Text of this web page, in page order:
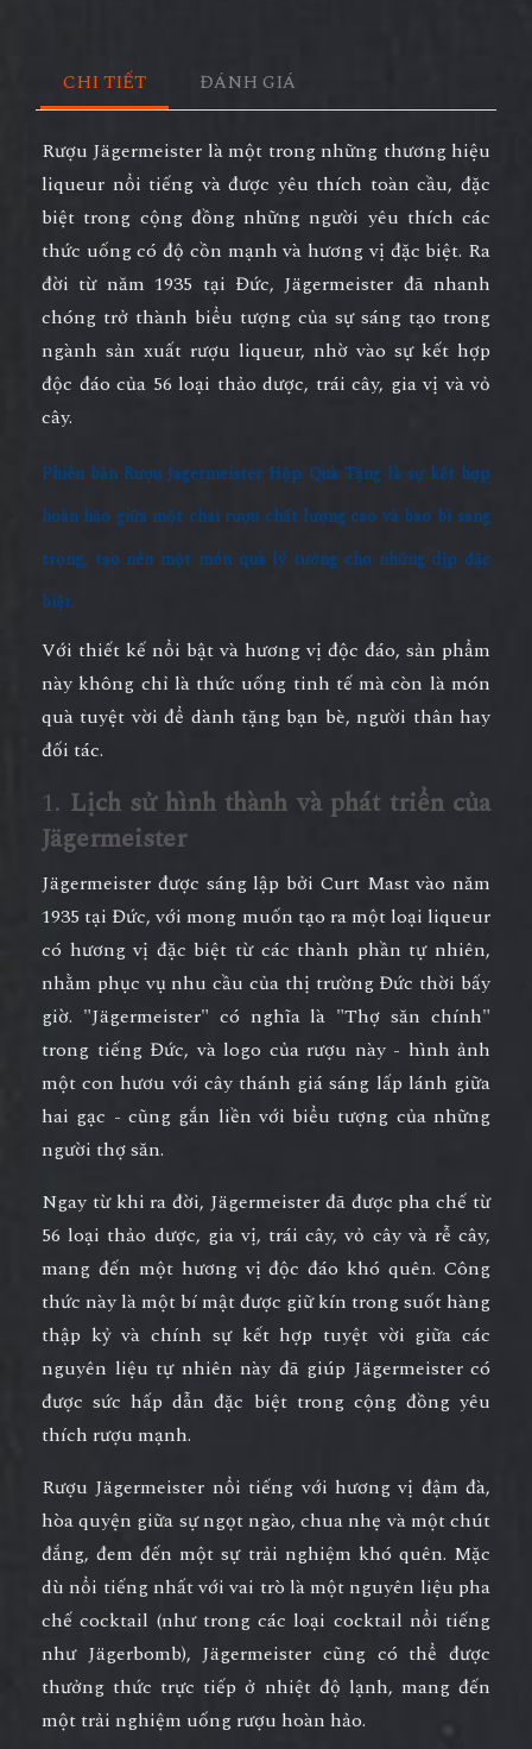
CHI TIẾT ĐÁNH GIÁ
Rượu Jägermeister là một trong những thương hiệu
liqueur nổi tiếng và được yêu thích toàn cầu, đặc
biệt trong cộng đồng những người yêu thích các
thức uống có độ cồn mạnh và hương vị đặc biệt. Ra
đời từ năm 1935 tại Đức, Jägermeister đã nhanh
chóng trở thành biểu tượng của sự sáng tạo trong
ngành sản xuất rượu liqueur, nhờ vào sự kết hợp
độc đáo của 56 loại thảo dược, trái cây, gia vị và vỏ
cây.
Phiên bản Rượu Jagermeister Hộp Quà Tặnglà sự kết hợp
hoàn hảo giữa một chai rượu chất lượng cao và bao bì sang
trọng, tạo nên một món quà lý tưởng cho những dịp đặc
biệt.
Với thiết kế nổi bật và hương vị độc đáo, sản phẩm
này không chỉ là thức uống tinh tế mà còn là món
quà tuyệt vời để dành tặng bạn bè, người thân hay
đối tác.
1. Lịch sử hình thành và phát triển của
Jägermeister
Jägermeister được sáng lập bởi Curt Mast vào năm
1935 tại Đức, với mong muốn tạo ra một loại liqueur
có hương vị đặc biệt từ các thành phần tự nhiên,
nhằm phục vụ nhu cầu của thị trường Đức thời bấy
giờ. "Jägermeister" có nghĩa là "Thợ săn chính"
trong tiếng Đức, và logo của rượu này - hình ảnh
một con hươu với cây thánh giá sáng lấp lánh giữa
hai gạc - cũng gắn liền với biểu tượng của những
người thợ săn.
Ngay từ khi ra đời, Jägermeister đã được pha chế từ
56 loại thảo dược, gia vị, trái cây, vỏ cây và rễ cây,
mang đến một hương vị độc đáo khó quên. Công
thức này là một bí mật được giữ kín trong suốt hàng
thập kỷ và chính sự kết hợp tuyệt vời giữa các
nguyên liệu tự nhiên này đã giúp Jägermeister có
được sức hấp dẫn đặc biệt trong cộng đồng yêu
thích rượu mạnh.
Rượu Jägermeister nổi tiếng với hương vị đậm đà,
hòa quyện giữa sự ngọt ngào, chua nhẹ và một chút
đắng, đem đến một sự trải nghiệm khó quên. Mặc
dù nổi tiếng nhất với vai trò là một nguyên liệu pha
chế cocktail (như trong các loại cocktail nổi tiếng
như Jägerbomb), Jägermeister cũng có thể được
thưởng thức trực tiếp ở nhiệt độ lạnh, mang đến
một trải nghiệm uống rượu hoàn hảo.